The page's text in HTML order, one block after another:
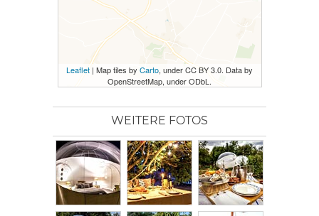
Leaflet | Map tiles by Carto, under CC BY 3.0. Data by
OpenStreetMap, under ODbL.
WEITERE FOTOS